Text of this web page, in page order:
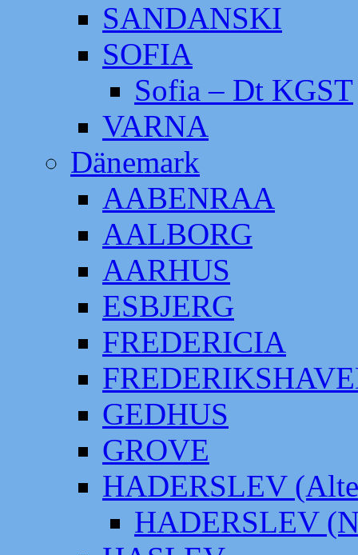
SANDANSKI
SOFIA
Sofia – Dt KGST
VARNA
Dänemark
AABENRAA
AALBORG
AARHUS
ESBJERG
FREDERICIA
GEDHUS
GROVE
HADERSLEV
HADERSLEV